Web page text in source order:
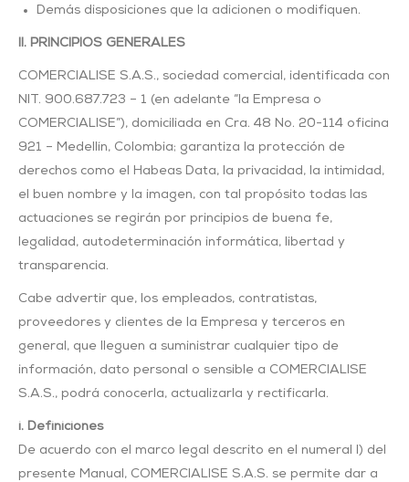
Demás disposiciones que la adicionen o modifiquen.
II. PRINCIPIOS GENERALES
COMERCIALISE S.A.S., sociedad comercial, identificada con
NIT. 900.687.723 – 1 (en adelante “la Empresa o
COMERCIALISE”), domiciliada en Cra. 48 No. 20-114 oficina
921 – Medellín, Colombia; garantiza la protección de
derechos como el Habeas Data, la privacidad, la intimidad,
el buen nombre y la imagen, con tal propósito todas las
actuaciones se regirán por principios de buena fe,
legalidad, autodeterminación informática, libertad y
transparencia.
Cabe advertir que, los empleados, contratistas,
proveedores y clientes de la Empresa y terceros en
general, que lleguen a suministrar cualquier tipo de
información, dato personal o sensible a COMERCIALISE
S.A.S., podrá conocerla, actualizarla y rectificarla.
i. Definiciones
De acuerdo con el marco legal descrito en el numeral I) del
presente Manual, COMERCIALISE S.A.S. se permite dar a